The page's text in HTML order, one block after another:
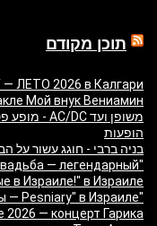
תוכן מקודם
— ЛЕТО 2026 в Калгари
Мой внук Вениамин
הופעות
בניה ברבי - חוגג עשור על הבמות! 2026 - כרטיסים
— легендарный
в Израиле!" в Израиле
"Песняры — Pesniary" в Израиле
— концерт Гарика